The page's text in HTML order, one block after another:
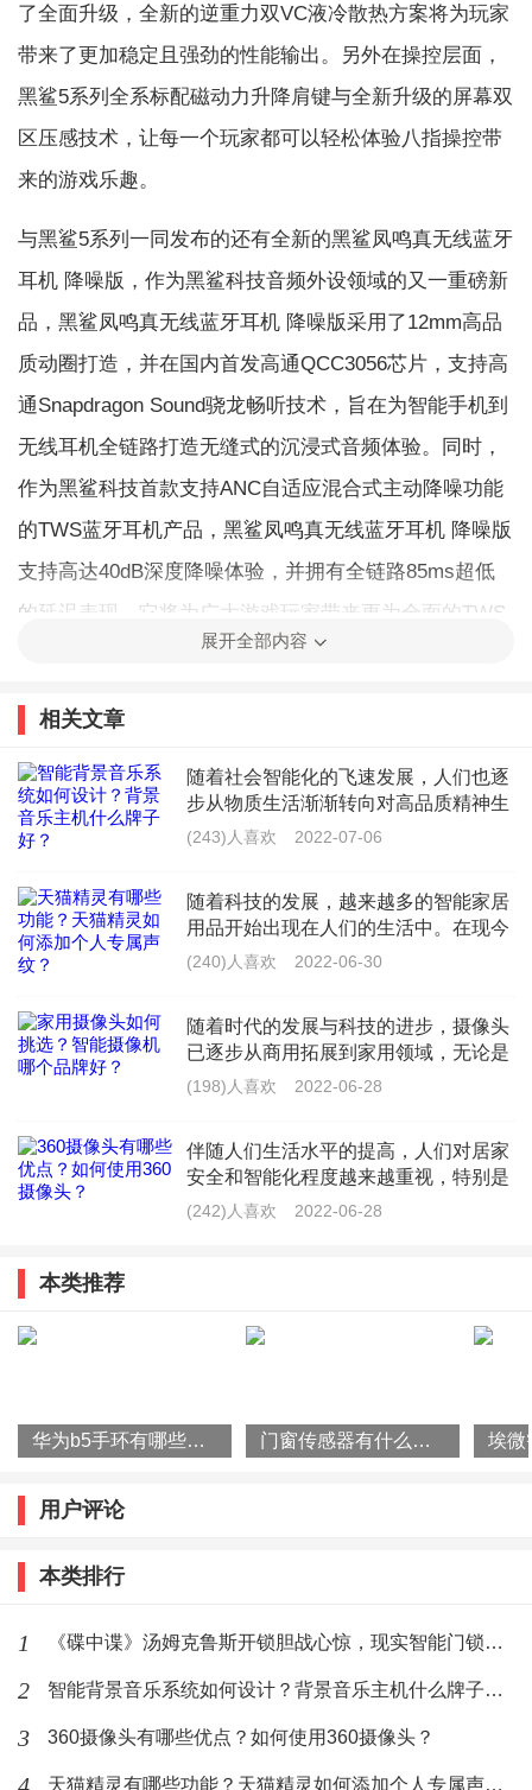
了全面升级，全新的逆重力双VC液冷散热方案将为玩家
带来了更加稳定且强劲的性能输出。另外在操控层面，
黑鲨5系列全系标配磁动力升降肩键与全新升级的屏幕双
区压感技术，让每一个玩家都可以轻松体验八指操控带
来的游戏乐趣。
与黑鲨5系列一同发布的还有全新的黑鲨凤鸣真无线蓝牙
耳机 降噪版，作为黑鲨科技音频外设领域的又一重磅新
品，黑鲨凤鸣真无线蓝牙耳机 降噪版采用了12mm高品
质动圈打造，并在国内首发高通QCC3056芯片，支持高
通Snapdragon Sound骁龙畅听技术，旨在为智能手机到
无线耳机全链路打造无缝式的沉浸式音频体验。同时，
作为黑鲨科技首款支持ANC自适应混合式主动降噪功能
的TWS蓝牙耳机产品，黑鲨凤鸣真无线蓝牙耳机 降噪版
支持高达40dB深度降噪体验，并拥有全链路85ms超低
的延迟表现，它将为广大游戏玩家带来更为全面的TWS
价格方面，黑鲨5 8+128GB 2799元，12+128GB 2999
元，12+256GB 3299元;黑鲨5 Pro 8+256GB 4199元，
8+256GB(骁龙888) 3299元，12+256GB(骁龙888 Plus)
3799元;黑鲨5 中国航天版12+256GB 3499元;黑鲨5 Pro
降噪版售价399元，黑鲨凤鸣真无线蓝牙耳机降噪版(中
国航天版)售价449元。
全新的黑鲨5 Pro在外观方面进行了一次新的突破，手机
背部采用了3D曲面玻璃打造，通过多轴纳米光学镀层打
未来科技质感和精妙色彩的细节之美。在图形设计上，
用最简单的直线元素构成富有科技未来感的背景空间，
坚实稳固的机械装置表面视觉感知，与底层的光影肌理
面，错落有致的机械线条最终引导至属于黑鲨的信仰之
脆利落又极具导向感的灯效图形，极富辨识度。
在颜色方面，黑鲨5 Pro拥有陨石黑、天宫白两种选择，
黑鲨5拥有暗宇黑、曙光白、探索灰三种选择，黑鲨5
RS拥有天穹黑、耀星黄两种选择，丰富的配色设计为广
大用户提供了更为个性化的选择空间。
展开全部内容
相关文章
随着社会智能化的飞速发展，人们也逐
步从物质生活渐渐转向对高品质精神生
活的向往。作为智能化家居系列的核心
(243)人喜欢 2022-07-06
随着科技的发展，越来越多的智能家居
用品开始出现在人们的生活中。在现今
的国内外市场上，智能产品总是受到广
(240)人喜欢 2022-06-30
随着时代的发展与科技的进步，摄像头
已逐步从商用拓展到家用领域，无论是
出于安防的考虑还是出于看护老人/小
(198)人喜欢 2022-06-28
伴随人们生活水平的提高，人们对居家
安全和智能化程度越来越重视，特别是
大部分时间在单位工作外出的人们，如
(242)人喜欢 2022-06-28
本类推荐
华为b5手环有哪些特征？华为b5手环的功能 门窗传感器有什么作用？门窗传感器使用原理是什么？
用户评论
本类排行
1 《碟中谍》汤姆克鲁斯开锁胆战心惊，现实智能门锁更令人惊奇
2 智能背景音乐系统如何设计？背景音乐主机什么牌子好？
3 360摄像头有哪些优点？如何使用360摄像头？
天猫精灵有哪些功能？天猫精灵如何添加个人专属声纹？